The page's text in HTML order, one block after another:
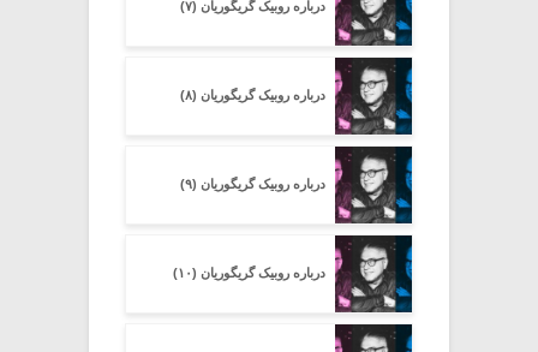
درباره روبیک گریگوریان (۷)
درباره روبیک گریگوریان (۸)
درباره روبیک گریگوریان (۹)
درباره روبیک گریگوریان (۱۰)